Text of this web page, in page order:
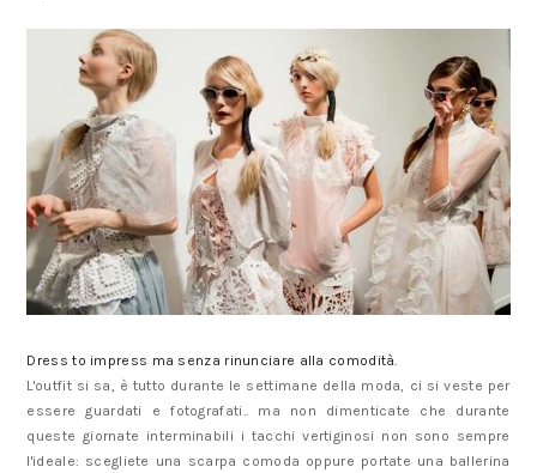
Dress to impress ma senza rinunciare alla comodità.
L'outfit si sa, è tutto durante le settimane della moda, ci si veste per
essere guardati e fotografati.. ma non dimenticate che durante
queste giornate interminabili i tacchi vertiginosi non sono sempre
l'ideale: scegliete una scarpa comoda oppure portate una ballerina